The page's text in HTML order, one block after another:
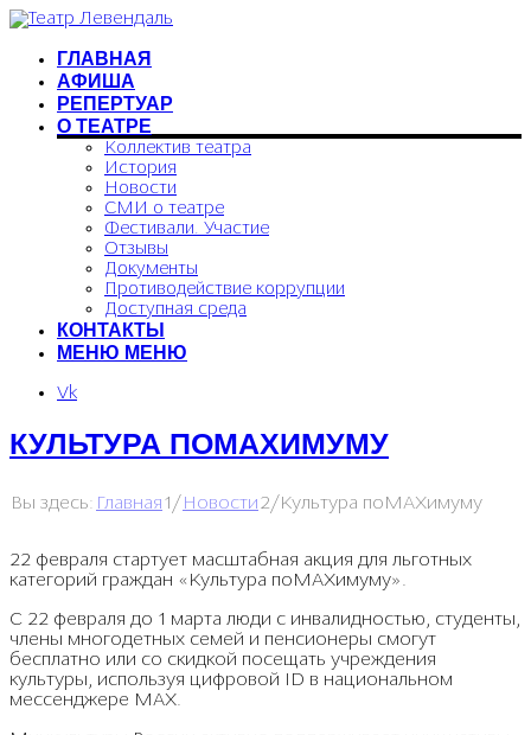
ГЛАВНАЯ
АФИША
РЕПЕРТУАР
О ТЕАТРЕ
Коллектив театра
История
Новости
СМИ о театре
Фестивали. Участие
Отзывы
Документы
Противодействие коррупции
Доступная среда
КОНТАКТЫ
МЕНЮ МЕНЮ
Vk
КУЛЬТУРА ПОMAХИМУМУ
Вы здесь: Главная1 / Новости2/ Культура поMAХимуму
22 февраля стартует масштабная акция для льготных
категорий граждан «Культура поMAХимуму».
С 22 февраля до 1 марта люди с инвалидностью, студенты,
члены многодетных семей и пенсионеры смогут
бесплатно или со скидкой посещать учреждения
культуры, используя цифровой ID в национальном
мессенджере MAX.